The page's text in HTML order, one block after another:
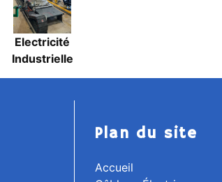
Electricité
Industrielle
Plan du site
Accueil